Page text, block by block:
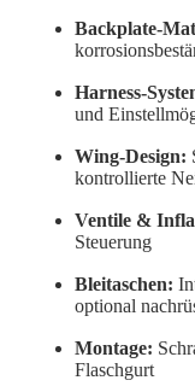
Backplate-
Harness-
und
Wing-Design:
kontrollierte
Ventile &
Steuerung
Bleitaschen:
optional
Montage:
Flaschgurt